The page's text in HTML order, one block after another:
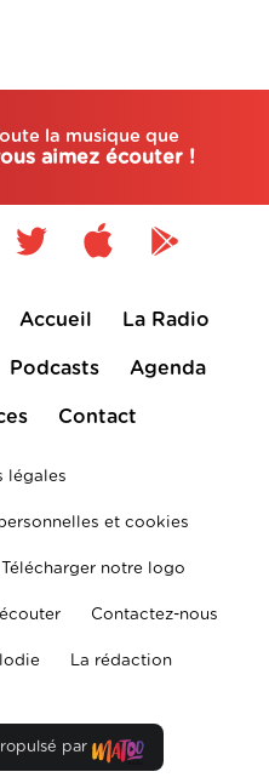
la musique que
aimez écouter !
Accueil La Radio
Podcasts Agenda
Contact
légales
et cookies
Télécharger notre logo
Contactez-nous
La rédaction
par